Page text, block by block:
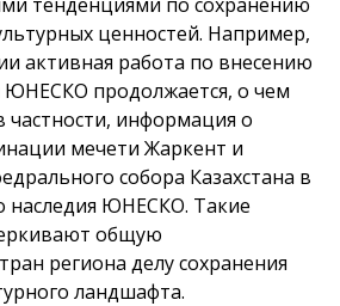
ценностей. Например,
активная работа по внесению
ЮНЕСКО продолжается, о чем
частности, информация о
мечети Жаркент и
собора Казахстана в
наследия ЮНЕСКО. Такие
общую
региона делу сохранения
ландшафта.